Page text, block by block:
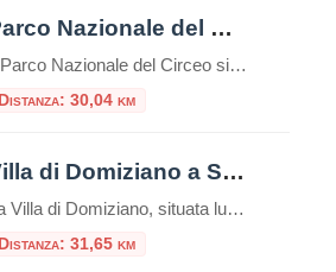
Parco Nazionale del Circeo
Il Parco Nazionale del Circeo si estende per circa 8.500 ettari lungo la costa tirrenica del Lazio A solo una oretta di macchina dalla Capitale, a sud, si trova un’area naturale protetta dove convivono ambienti diversi creando un ecosistema perfetto. Secondo la mitologia, la maga Circe, dopo aver tentato di trasformare Ulisse ei suoi compagni […]
Distanza: 30,04 km
Villa di Domiziano a Sabaudia
La Villa di Domiziano, situata lungo la sponda orientale del Lago di Sabaudia (Lago di Paola), all’interno del Parco Nazionale del Circeo, è uno dei siti archeologici più suggestivi del litorale laziale. Un luogo dove la maestosità dell’antica Roma si fonde con la quiete della natura mediterranea. Un po’ di storia Costruita nel I secolo […]
Distanza: 31,65 km